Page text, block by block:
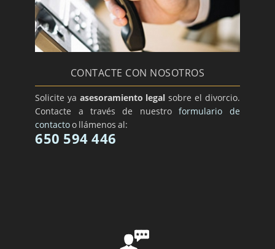
CONTACTE CON NOSOTROS
Solicite ya asesoramiento legal sobre el divorcio.
Contacte a través de nuestroformulario de
contactoo llámenos al:
650 594 446